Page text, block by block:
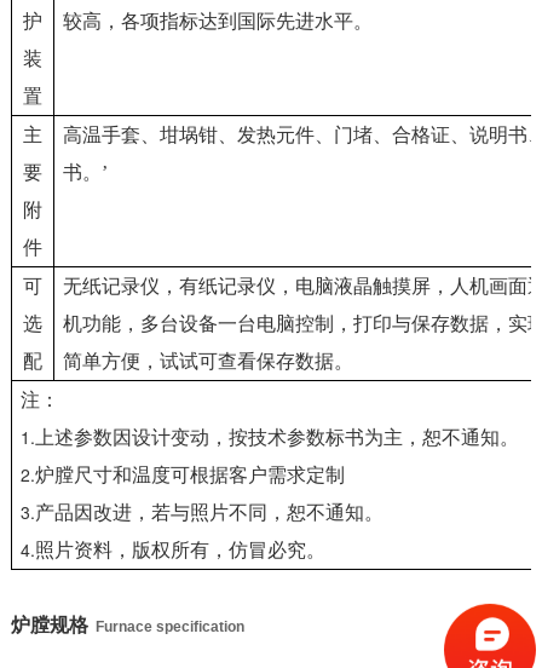
护
装
置
较高，各项指标达到国际先进水平。
主
要
附
件
高温手套、坩埚钳、发热元件、门堵、合格证、说明书
书。’
可
选
配
无纸记录仪，有纸记录仪，电脑液晶触摸屏，人机画面
机功能，多台设备一台电脑控制，打印与保存数据，实
简单方便，试试可查看保存数据。
注：
1. 上述参数因设计变动，按技术参数标书为主，恕不通知。
2.炉膛尺寸和温度可根据客户需求定制
3.产品因改进，若与照片不同，恕不通知。
4.照片资料，版权所有，仿冒必究。
炉膛规格Furnace specification